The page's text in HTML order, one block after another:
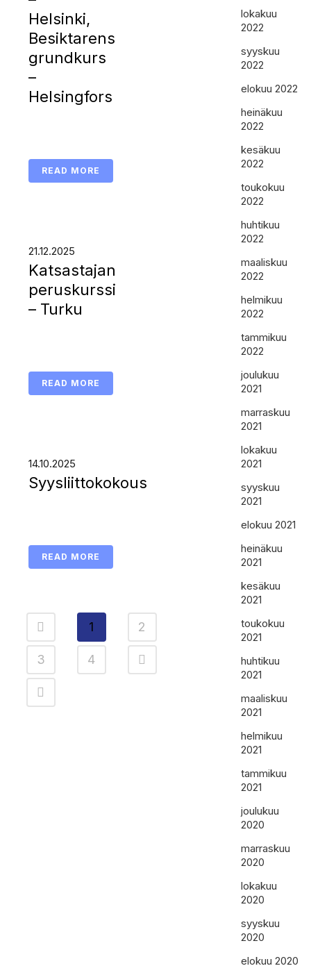
Helsinki,
Besiktarens
grundkurs
–
Helsingfors
READ MORE
21.12.2025
Katsastajan
peruskurssi
– Turku
READ MORE
14.10.2025
Syysliittokokous
READ MORE
1 2
3 4
lokakuu
2022
syyskuu
2022
elokuu 2022
heinäkuu
2022
kesäkuu
2022
toukokuu
2022
huhtikuu
2022
maaliskuu
2022
helmikuu
2022
tammikuu
2022
joulukuu
2021
marraskuu
2021
lokakuu
2021
syyskuu
2021
elokuu 2021
heinäkuu
2021
kesäkuu
2021
toukokuu
2021
huhtikuu
2021
maaliskuu
2021
helmikuu
2021
tammikuu
2021
joulukuu
2020
marraskuu
2020
lokakuu
2020
syyskuu
2020
elokuu 2020